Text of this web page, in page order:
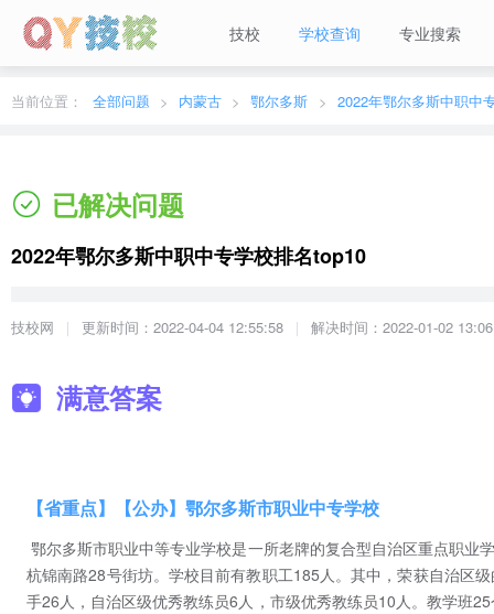
技校 学校查询 专业搜索
当前城市： 广东 切换地区
当前位置： 全部问题 内蒙古 鄂尔多斯 2022年鄂尔多斯中职中
已解决问题
2022年鄂尔多斯中职中专学校排名top10
技校网 更新时间：2022-04-04 12:55:58 解决时间：2022-01-02 13:06
满意答案
【省重点】【公办】鄂尔多斯市职业中专学校
鄂尔多斯市职业中等专业学校是一所老牌的复合型自治区重点职
杭锦南路28号街坊。学校目前有教职工185人。其中，荣获自治区
手26人，自治区级优秀教练员6人，市级优秀教练员10人。教学班